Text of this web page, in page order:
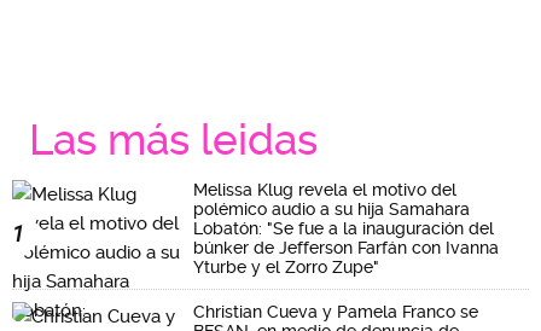
Las más leidas
1
Melissa Klug revela el motivo del
polémico audio a su hija Samahara
Lobatón: "Se fue a la inauguración del
búnker de Jefferson Farfán con Ivanna
Yturbe y el Zorro Zupe"
Christian Cueva y Pamela Franco se